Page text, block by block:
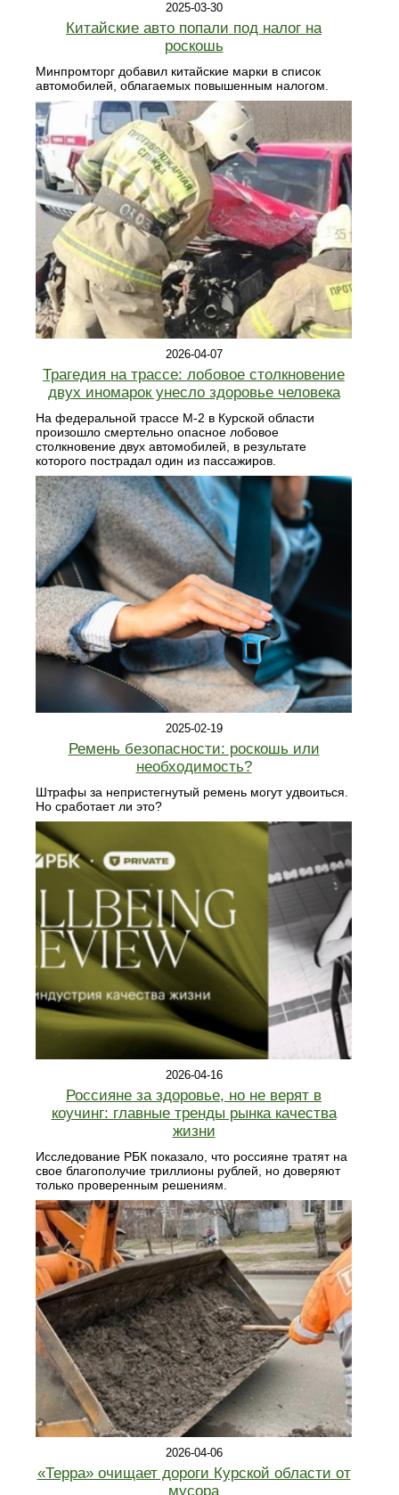
2025-03-30
Китайские авто попали под налог на
роскошь
Минпромторг добавил китайские марки в список
автомобилей, облагаемых повышенным налогом.
2026-04-07
Трагедия на трассе: лобовое столкновение
двух иномарок унесло здоровье человека
На федеральной трассе М-2 в Курской области
произошло смертельно опасное лобовое
столкновение двух автомобилей, в результате
которого пострадал один из пассажиров.
2025-02-19
Ремень безопасности: роскошь или
необходимость?
Штрафы за непристегнутый ремень могут удвоиться.
Но сработает ли это?
2026-04-16
Россияне за здоровье, но не верят в
коучинг: главные тренды рынка качества
жизни
Исследование РБК показало, что россияне тратят на
свое благополучие триллионы рублей, но доверяют
только проверенным решениям.
2026-04-06
«Терра» очищает дороги Курской области от
мусора